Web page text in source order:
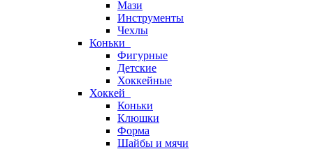
Мази
Инструменты
Чехлы
Коньки
Фигурные
Детские
Хоккейные
Хоккей
Коньки
Клюшки
Форма
Шайбы и мячи